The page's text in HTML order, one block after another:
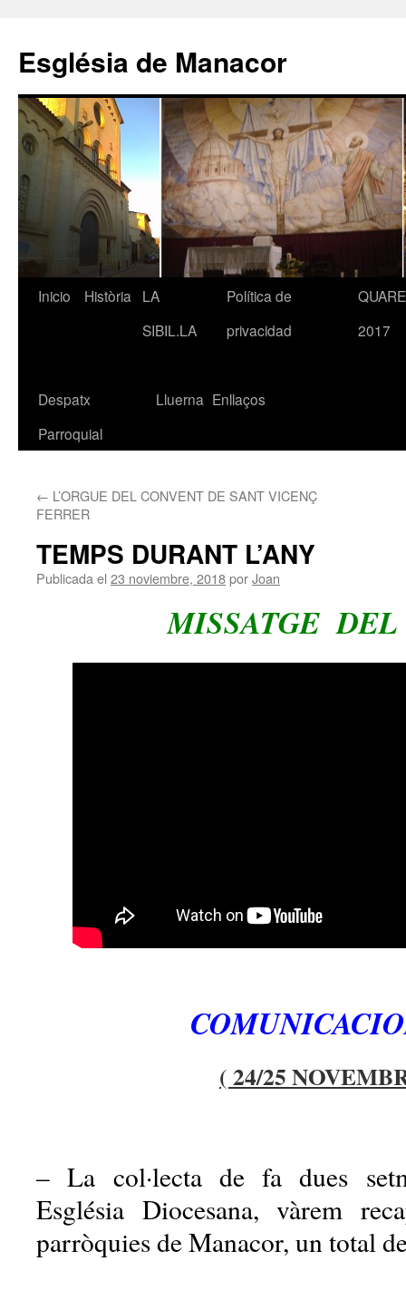
contenido
Església de Manacor
Inicio Història
LA
SIBIL.LA
Política de
privacidad
2017
Despatx
Parroquial
Lluerna Enllaços
← L’ORGUE DEL CONVENT DE SANT VICENÇ
FERRER
TEMPS DURANT L’ANY
Publicada el 23 noviembre, 2018porJoan
MISSATGE DEL
( 24/25
– La col·lecta de fa dues
Església Diocesana, vàrem
parròquies de Manacor, un total